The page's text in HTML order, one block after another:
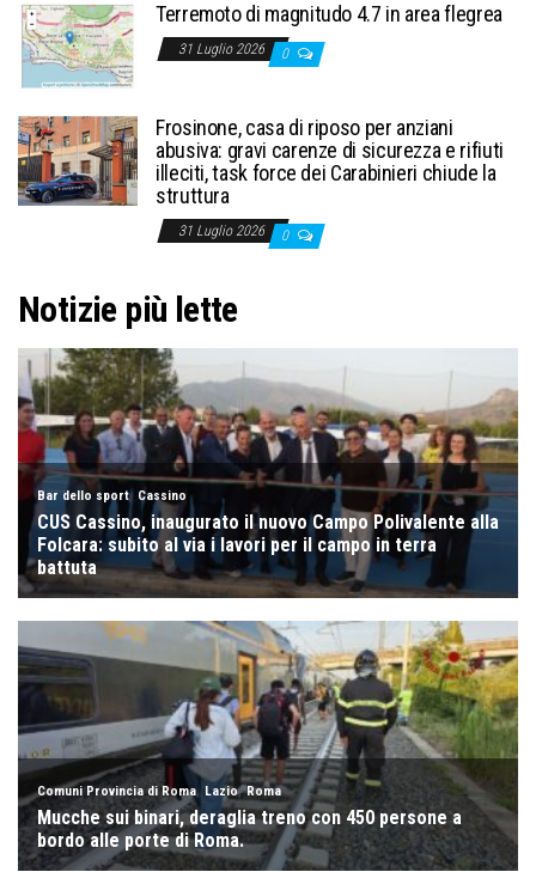
Terremoto di magnitudo 4.7 in area flegrea
31 Luglio 2026 0
Frosinone, casa di riposo per anziani
abusiva: gravi carenze di sicurezza e rifiuti
illeciti, task force dei Carabinieri chiude la
struttura
31 Luglio 2026 0
Notizie più lette